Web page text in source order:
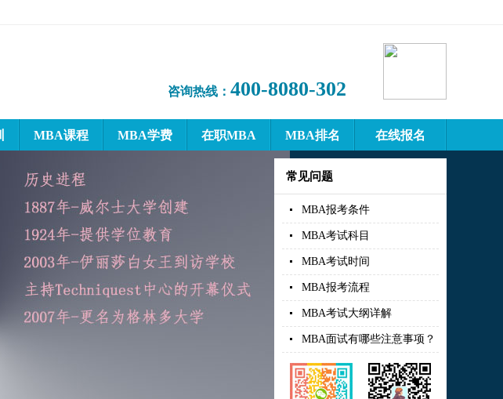
咨询热线： 400-8080-302
MBA课程 MBA学费 在职MBA MBA排名 在线报名
常见问题
MBA报考条件
MBA考试科目
MBA考试时间
MBA报考流程
MBA考试大纲详解
MBA面试有哪些注意事项？